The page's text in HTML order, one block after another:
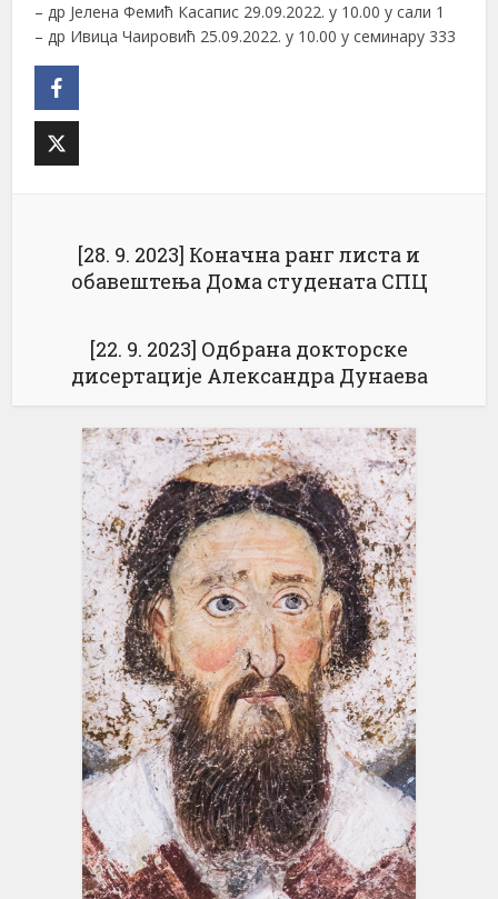
– др Јелена Фемић Касапис 29.09.2022. у 10.00 у сали 1
– др Ивица Чаировић 25.09.2022. у 10.00 у семинару 333
[28. 9. 2023] Коначна ранг листа и
обавештења Дома студената СПЦ
[22. 9. 2023] Одбрана докторске
дисертације Александра Дунаева